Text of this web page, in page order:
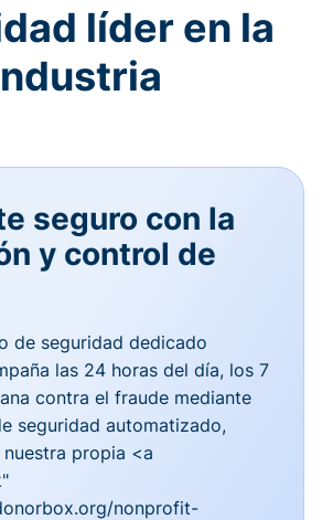
líder en la
seguro con la
y control de
de seguridad dedicado
las 24 horas del día, los 7
contra el fraude mediante
seguridad automatizado,
propia <a
nonprofit-